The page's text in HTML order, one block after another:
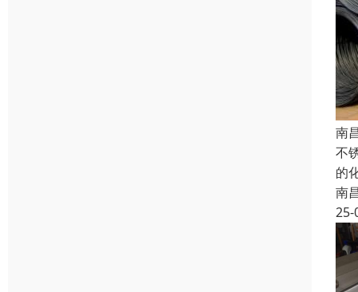
南
不
的
南
25-